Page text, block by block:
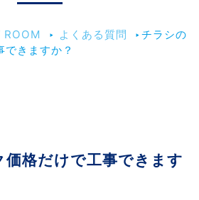
ROOM ‣ よくある質問 ‣チラシの
きますか？
格だけで工事できます